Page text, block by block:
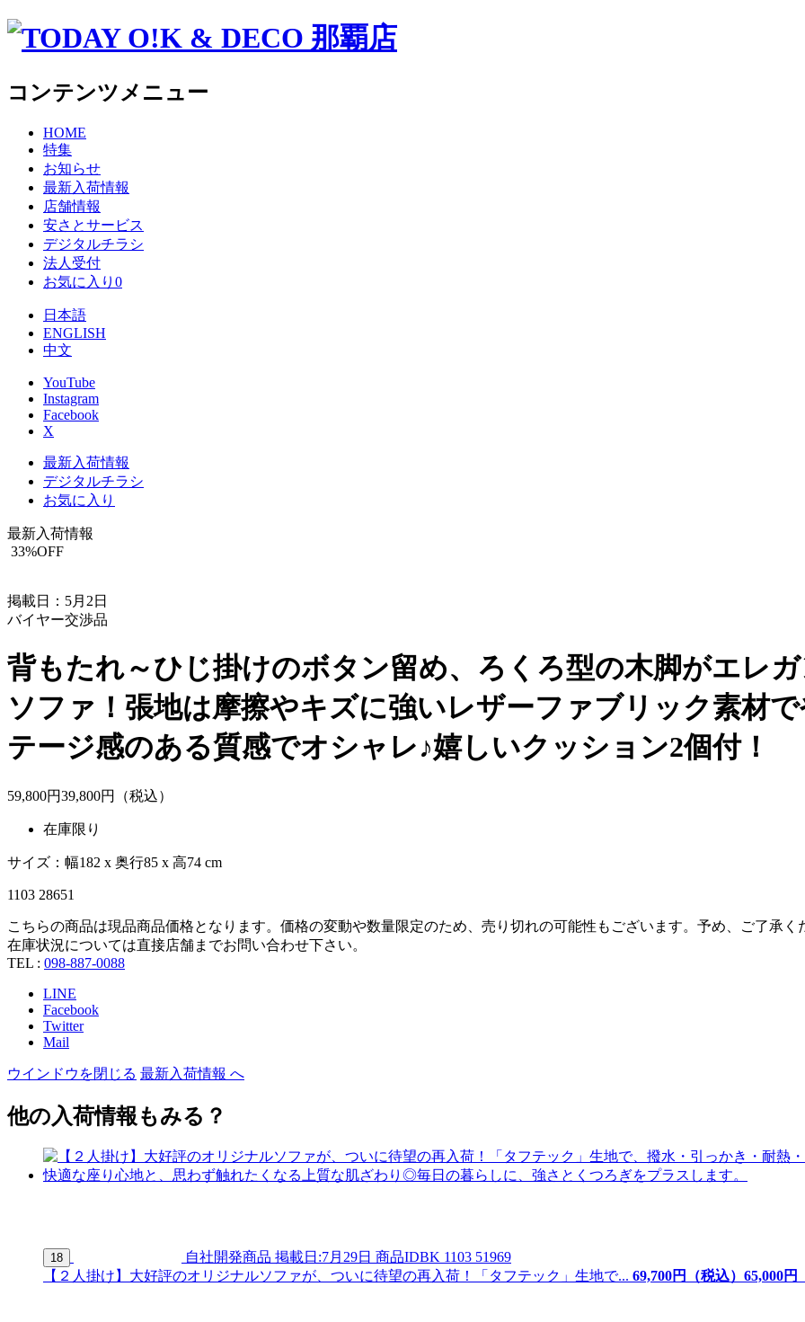
コンテンツメニュー
HOME
特集
お知らせ
最新入荷情報
店舗情報
安さとサービス
デジタルチラシ
法人受付
お気に入り 0
日本語
ENGLISH
中文
YouTube
Instagram
Facebook
X
最新入荷情報
デジタルチラシ
お気に入り
最新入荷情報
33%OFF
掲載日：5月2日
バイヤー交渉品
背もたれ～ひじ掛けのボタン留め、ろくろ型の木脚がエレ
ソファ！張地は摩擦やキズに強いレザーファブリック素材
テージ感のある質感でオシャレ♪嬉しいクッション2個付！
59,800円39,800円（税込）
在庫限り
サイズ：幅182 x 奥行85 x 高74 cm
1103 28651
こちらの商品は現品商品価格となります。価格の変動や数量限定のため、売り切れの可能性もございます。予め、ご了承く
在庫状況については直接店舗までお問い合わせ下さい。
TEL : 098-887-0088
LINE
Facebook
Twitter
Mail
ウインドウを閉じる 最新入荷情報 へ
他の入荷情報もみる？
18 自社開発商品 掲載日:7月29日 商品IDBK 1103 51969
【２人掛け】大好評のオリジナルソファが、ついに待望の再入荷！「タフテック」生地で... 69,700円（税込） 65,000円